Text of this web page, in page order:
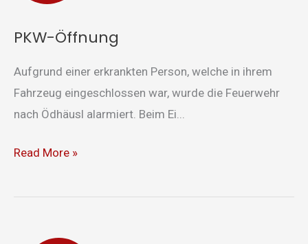
PKW-Öffnung
Aufgrund einer erkrankten Person, welche in ihrem
Fahrzeug eingeschlossen war, wurde die Feuerwehr
nach Ödhäusl alarmiert. Beim Ei...
Read More »
Kreisausschuss